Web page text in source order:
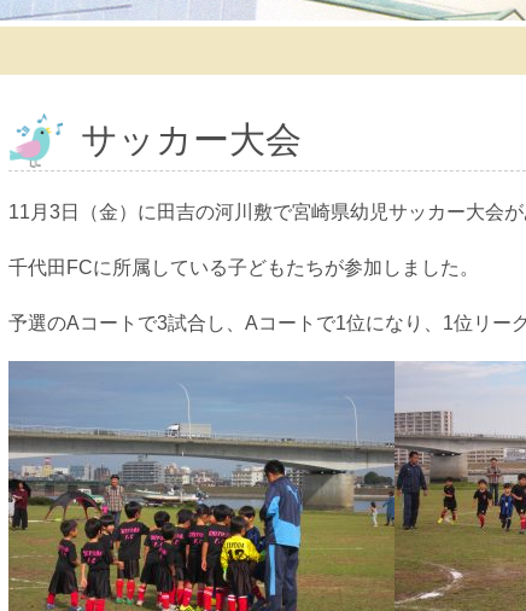
サッカー大会
11月3日（金）に田吉の河川敷で宮崎県幼児サッカー大会が
千代田FCに所属している子どもたちが参加しました。
予選のAコートで3試合し、Aコートで1位になり、1位リー